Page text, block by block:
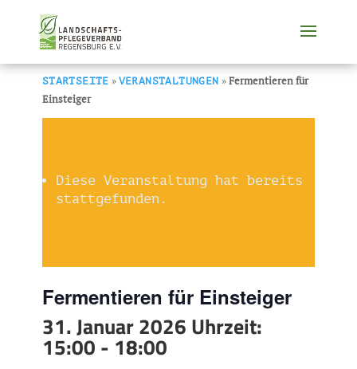
STARTSEITE » VERANSTALTUNGEN »Fermentieren für
Einsteiger
Diese Veranstaltung hat bereits
stattgefunden.
Fermentieren für Einsteiger
31. Januar 2026 Uhrzeit:
15:00 - 18:00